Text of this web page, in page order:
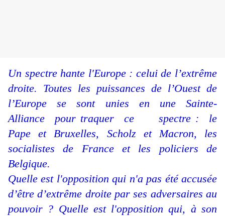
Un spectre hante l'Europe : celui de l’extrême
droite. Toutes les puissances de l’Ouest de
l’Europe se sont unies en une Sainte-
Alliance pour traquer ce spectre : le
Pape et Bruxelles, Scholz et Macron, les
socialistes de France et les policiers de
Belgique.
Quelle est l'opposition qui n'a pas été accusée
d’être d’extrême droite par ses adversaires au
pouvoir ? Quelle est l'opposition qui, à son